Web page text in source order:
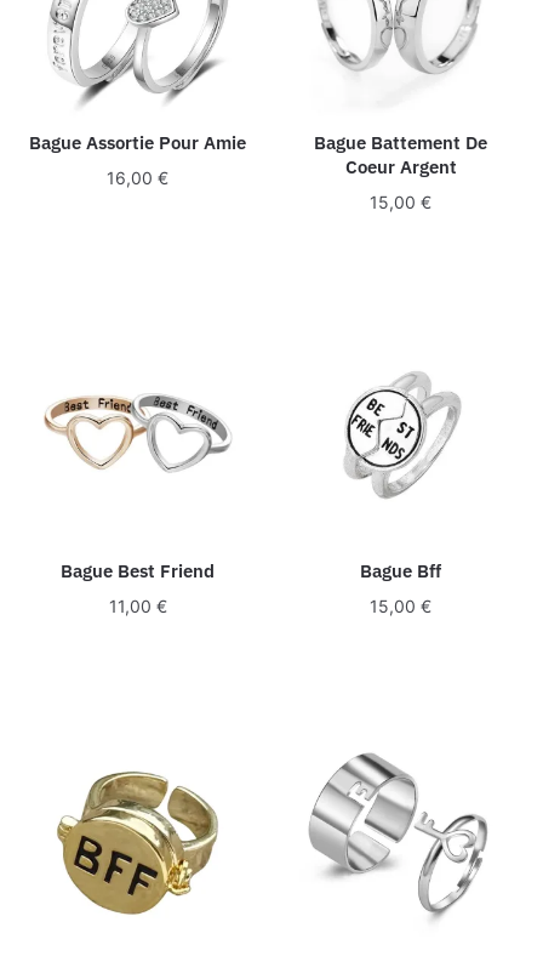
Bague Assortie Pour Amie
16,00€
Bague Battement De
Coeur Argent
15,00€
Bague Best Friend
11,00 €
Bague Bff
15,00€